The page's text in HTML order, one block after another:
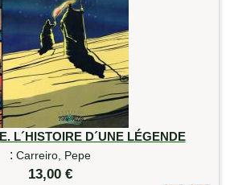
L´HISTOIRE D´UNE LÉGENDE
: Carreiro, Pepe
13,00 €